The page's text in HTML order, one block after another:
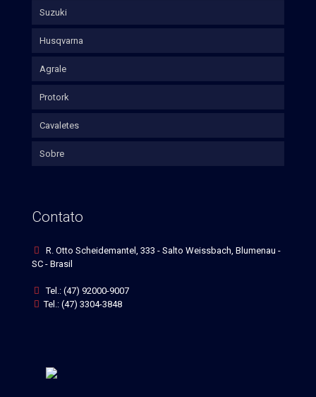
Suzuki
Husqvarna
Agrale
Protork
Cavaletes
Sobre
Contato
R. Otto Scheidemantel, 333 - Salto Weissbach, Blumenau -
SC - Brasil
Tel.: (47) 92000-9007
Tel.: (47) 3304-3848